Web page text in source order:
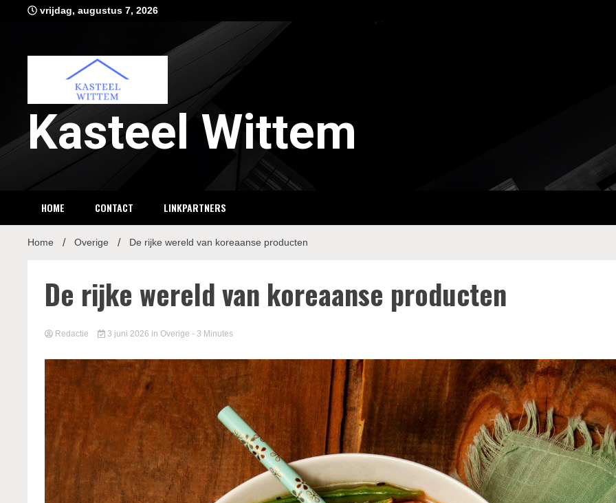
vrijdag, augustus 7, 2026
Kasteel Wittem
HOME CONTACT LINKPARTNERS
Home Overige De rijke wereld van koreaanse producten
De rijke wereld van koreaanse producten
Redactie 3 juni 2026 in Overige - 3 Minutes